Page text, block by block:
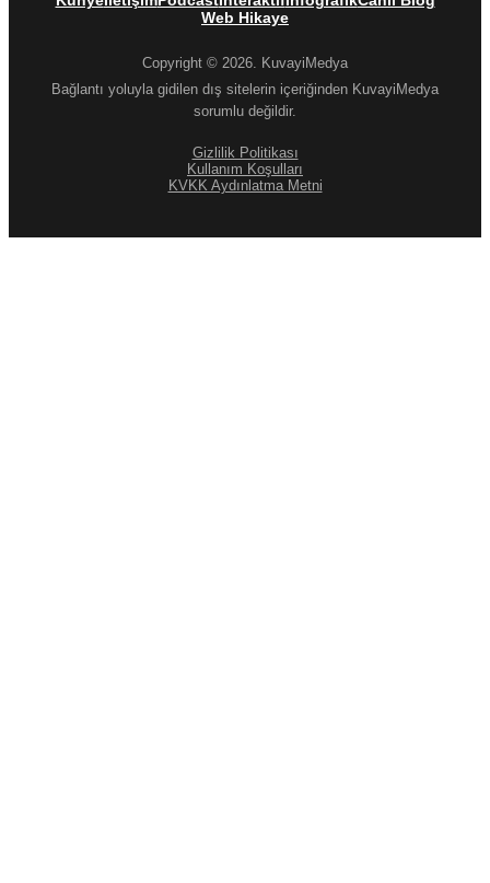
Web Hikaye
Copyright © 2026. KuvayiMedya
Bağlantı yoluyla gidilen dış sitelerin içeriğinden KuvayiMedya
sorumlu değildir.
Gizlilik Politikası
Kullanım Koşulları
KVKK Aydınlatma Metni